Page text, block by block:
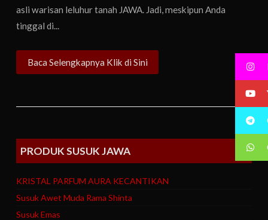
asli warisan leluhur tanah JAWA. Jadi, meskipun Anda
tinggal di...
Baca Selengkapnya Klik di Sini
PRODUK SUSUK JAWA
KRISTAL PARFUM AURA KECANTIKAN
Susuk Awet Muda Rama Shinta
Susuk Emas